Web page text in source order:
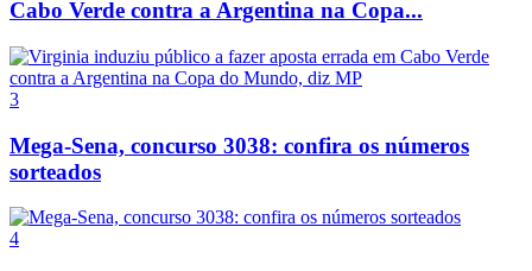
Cabo Verde contra a Argentina na Copa...
3
Mega-Sena, concurso 3038: confira os números
sorteados
4